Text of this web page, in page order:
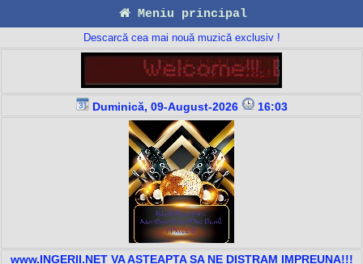
Meniu principal
Descarcă cea mai nouă muzică exclusiv !
Duminică, 09-August-2026 16:03
www.INGERII.NET VA ASTEAPTA SA NE DISTRAM IMPREUNA!!!